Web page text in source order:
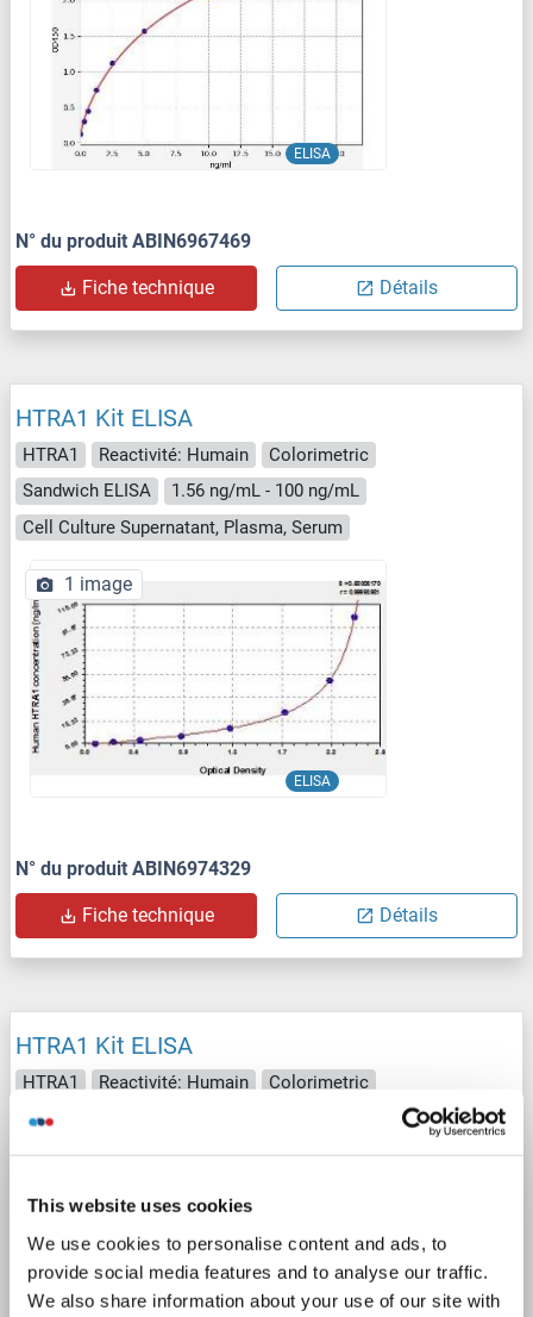
This website uses cookies
We use cookies to personalise content and ads, to
provide social media features and to analyse our traffic.
We also share information about your use of our site with
ELISA
N° du produit ABIN6967469
Fiche technique Détails
HTRA1 Kit ELISA
HTRA1 Reactivité: Humain
Colorimetric
Sandwich ELISA
1.56 ng/mL - 100 ng/mL
Cell Culture Supernatant, Plasma, Serum
ELISA
1 image
N° du produit ABIN6974329
Fiche technique Détails
HTRA1 Kit ELISA
HTRA1 Reactivité: Humain
Colorimetric
Sandwich ELISA
Cell Culture Supernatant, Plasma, Serum
1 image